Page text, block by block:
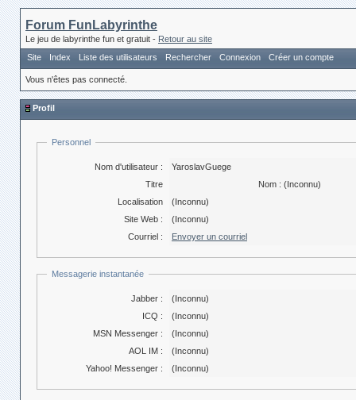
Forum FunLabyrinthe
Le jeu de labyrinthe fun et gratuit - Retour au site
Site
Index Liste des utilisateurs Rechercher Connexion Créer un compte
Vous n'êtes pas connecté.
Profil
Personnel
Nom d'utilisateur :
YaroslavGuege
Titre
Nom : (Inconnu)
Localisation
(Inconnu)
Site Web :
(Inconnu)
Courriel :
Envoyer un courriel
Messagerie instantanée
Jabber :
(Inconnu)
ICQ :
(Inconnu)
MSN Messenger :
(Inconnu)
AOL IM :
(Inconnu)
Yahoo! Messenger :
(Inconnu)